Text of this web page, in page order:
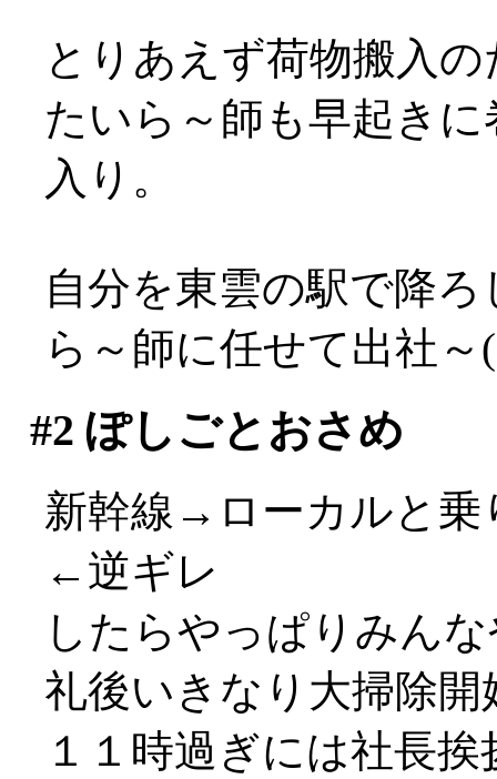
とりあえず荷物搬入
たいら～師も早起き
入り。
自分を東雲の駅で降
ら～師に任せて出社～
#2 ぽしごとおさめ
新幹線→ローカルと乗
←逆ギレ
したらやっぱりみん
礼後いきなり大掃除開
１１時過ぎには社長